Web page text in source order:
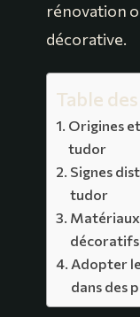
rénovation
décorative.
Table
Origines
tudor
Signes
tudor
Adopter
dans des